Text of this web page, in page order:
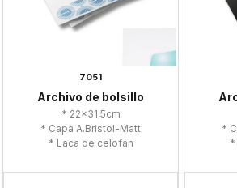
7051
Archivo de bolsillo
* 22x31,5cm
* Capa A.Bristol-Matt
* Laca de celofán
*
*